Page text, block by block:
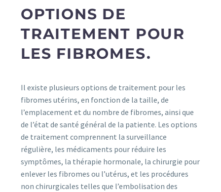
OPTIONS DE
TRAITEMENT POUR
LES FIBROMES.
Il existe plusieurs options de traitement pour les
fibromes utérins, en fonction de la taille, de
l’emplacement et du nombre de fibromes, ainsi que
de l’état de santé général de la patiente. Les options
de traitement comprennent la surveillance
régulière, les médicaments pour réduire les
symptômes, la thérapie hormonale, la chirurgie pour
enlever les fibromes ou l’utérus, et les procédures
non chirurgicales telles que l’embolisation des